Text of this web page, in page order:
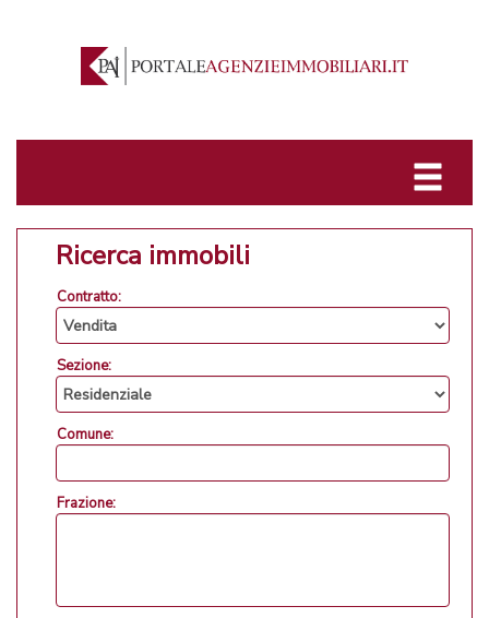
Ricerca immobili
Contratto:
Sezione:
Comune:
Frazione: